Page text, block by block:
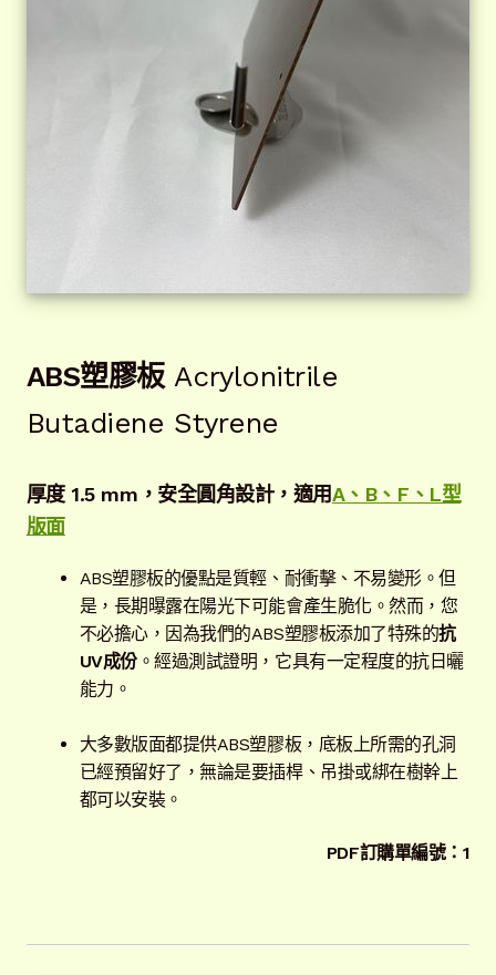
ABS塑膠板Acrylonitrile
Butadiene Styrene
厚度 1.5 mm ，安全圓角設計， 適用A、B、F、L型
版面
ABS塑膠板的優點是質輕、耐衝擊、不易變形。但
是，長期曝露在陽光下可能會產生脆化。然而，您
不必擔心，因為我們的ABS塑膠板添加了特殊的抗
UV成份。經過測試證明，它具有一定程度的抗日曬
能力。
大多數版面都提供ABS塑膠板，底板上所需的孔洞
已經預留好了，無論是要插桿、吊掛或綁在樹幹上
都可以安裝。
PDF訂購單編號：1